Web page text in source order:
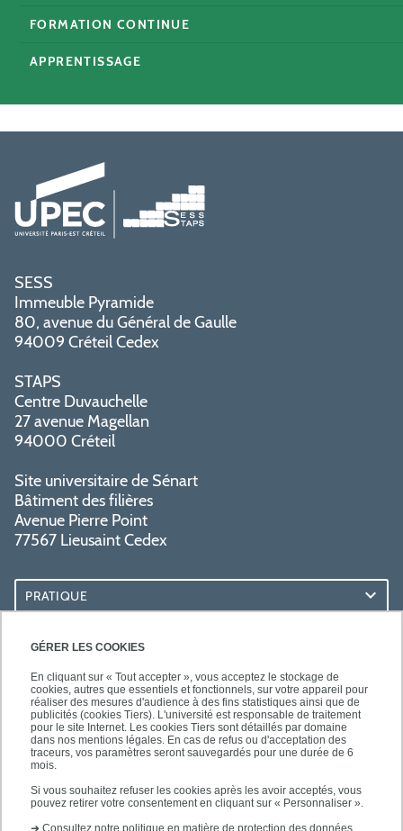
GÉRER LES COOKIES
En cliquant sur « Tout accepter », vous acceptez le stockage de
cookies, autres que essentiels et fonctionnels, sur votre appareil pour
réaliser des mesures d'audience à des fins statistiques ainsi que de
publicités (cookies Tiers). L'université est responsable de traitement
pour le site Internet. Les cookies Tiers sont détaillés par domaine
dans nos mentions légales. En cas de refus ou d'acceptation des
traceurs, vos paramètres seront sauvegardés pour une durée de 6
mois.
Si vous souhaitez refuser les cookies après les avoir acceptés, vous
pouvez retirer votre consentement en cliquant sur « Personnaliser ».
FORMATION CONTINUE
APPRENTISSAGE
SESS
Immeuble Pyramide
80, avenue du Général de Gaulle
94009 Créteil Cedex
STAPS
Centre Duvauchelle
27 avenue Magellan
94000 Créteil
Site universitaire de Sénart
Bâtiment des filières
Avenue Pierre Point
77567 Lieusaint Cedex
PRATIQUE
ACCÈS RAPIDES
SUIVEZ-NOUS